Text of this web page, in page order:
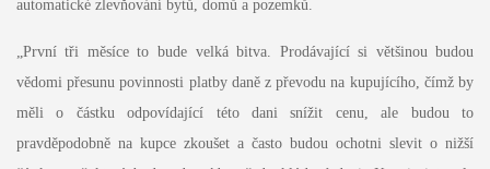
automatické zlevňování bytů, domů a pozemků.
„První tři měsíce to bude velká bitva. Prodávající si většinou budou
vědomi přesunu povinnosti platby daně z převodu na kupujícího, čímž by
měli o částku odpovídající této dani snížit cenu, ale budou to
pravděpodobně na kupce zkoušet a často budou ochotni slevit o nižší